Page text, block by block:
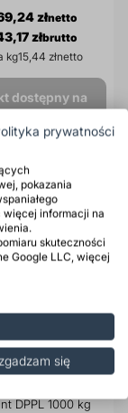
zł
zł
kg15,44 zł
dostępny na
DPPL 1000 kg
prywatności
pokazania
informacji na
skuteczności
Google LLC, więcej
się